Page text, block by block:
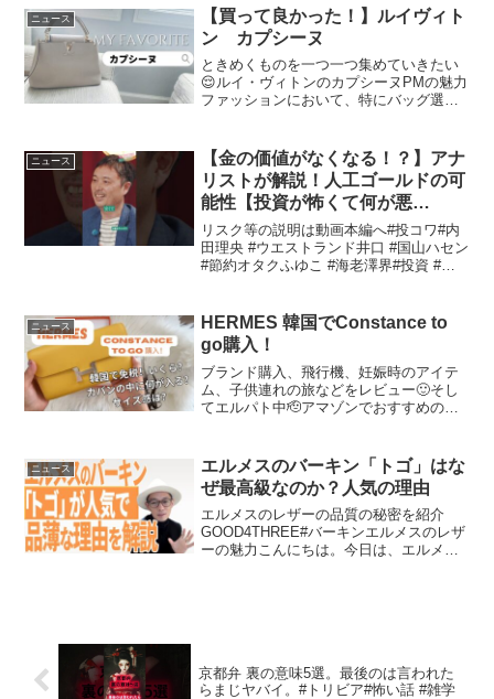
く解説します。南アフリカの供給トラブ
ルやアメリカの政策...
ニュース
【買って良かった！】ルイヴィト
ン カプシーヌ
ときめくものを一つ一つ集めていきたい
😌ルイ・ヴィトンのカプシーヌPMの魅力
ファッションにおいて、特にバッグ選び
両方を兼ね備えたアイテムを多く提供し
ています。今回は、その...
ニュース
【金の価値がなくなる！？】アナ
リストが解説！人工ゴールドの可
能性【投資が怖くて何が悪
い！？】
リスク等の説明は動画本編へ#投コワ#内
田理央 #ウエストランド井口 #国山ハセン
#節約オタクふゆこ #海老澤界#投資 #松
値の象徴として位置づけられ、多くの文
化におい...
ニュース
HERMES 韓国でConstance to
go購入！
ブランド購入、飛行機、妊娠時のアイテ
ム、子供連れの旅などをレビュー🙂そし
てエルパト中🫡アマゾンでおすすめのア
エルメスの「コンスタンス2Go」は、洗
練され...
ニュース
エルメスのバーキン「トゴ」はな
ぜ最高級なのか？人気の理由
エルメスのレザーの品質の秘密を紹介
GOOD4THREE#バーキンエルメスのレザ
ーの魅力こんにちは。今日は、エルメス
京都弁 裏の意味5選。最後のは言われた
らまじヤバイ。#トリビア#怖い話 #雑学